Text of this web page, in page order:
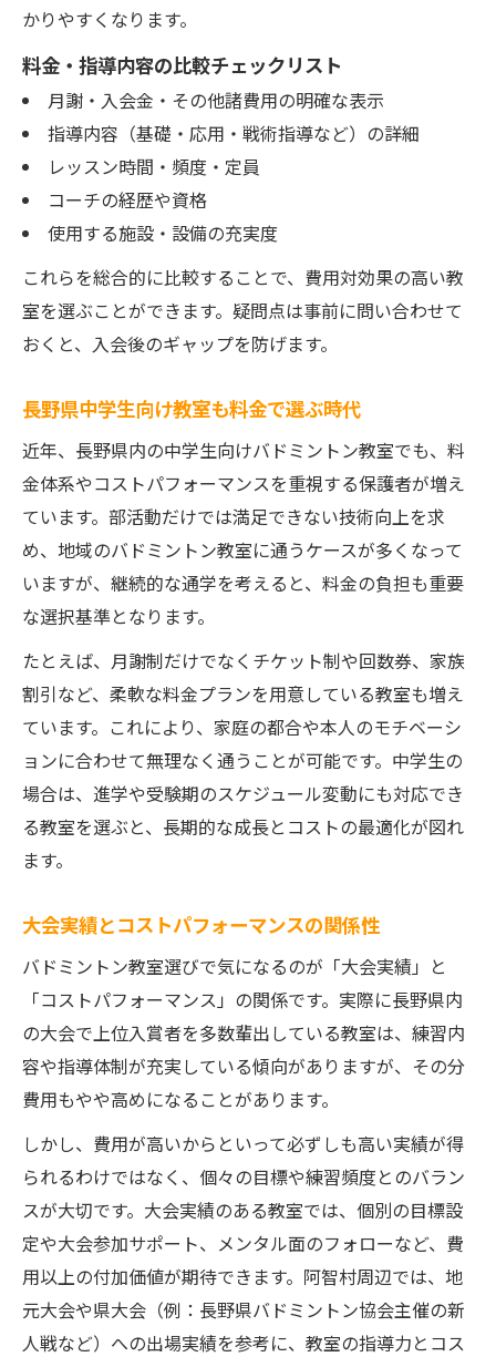
かりやすくなります。
料金・指導内容の比較チェックリスト
月謝・入会金・その他諸費用の明確な表示
指導内容（基礎・応用・戦術指導など）の詳細
レッスン時間・頻度・定員
コーチの経歴や資格
使用する施設・設備の充実度
これらを総合的に比較することで、費用対効果の高い教
室を選ぶことができます。疑問点は事前に問い合わせて
おくと、入会後のギャップを防げます。
長野県中学生向け教室も料金で選ぶ時代
近年、長野県内の中学生向けバドミントン教室でも、料
金体系やコストパフォーマンスを重視する保護者が増え
ています。部活動だけでは満足できない技術向上を求
め、地域のバドミントン教室に通うケースが多くなって
いますが、継続的な通学を考えると、料金の負担も重要
な選択基準となります。
たとえば、月謝制だけでなくチケット制や回数券、家族
割引など、柔軟な料金プランを用意している教室も増え
ています。これにより、家庭の都合や本人のモチベーシ
ョンに合わせて無理なく通うことが可能です。中学生の
場合は、進学や受験期のスケジュール変動にも対応でき
る教室を選ぶと、長期的な成長とコストの最適化が図れ
ます。
大会実績とコストパフォーマンスの関係性
バドミントン教室選びで気になるのが「大会実績」と
「コストパフォーマンス」の関係です。実際に長野県内
の大会で上位入賞者を多数輩出している教室は、練習内
容や指導体制が充実している傾向がありますが、その分
費用もやや高めになることがあります。
しかし、費用が高いからといって必ずしも高い実績が得
られるわけではなく、個々の目標や練習頻度とのバラン
スが大切です。大会実績のある教室では、個別の目標設
定や大会参加サポート、メンタル面のフォローなど、費
用以上の付加価値が期待できます。阿智村周辺では、地
元大会や県大会（例：長野県バドミントン協会主催の新
人戦など）への出場実績を参考に、教室の指導力とコス